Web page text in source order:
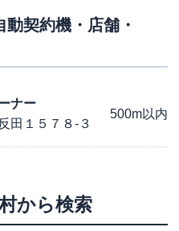
契約機・店舗・
ナー
田１５７８-３
500m以内
から検索